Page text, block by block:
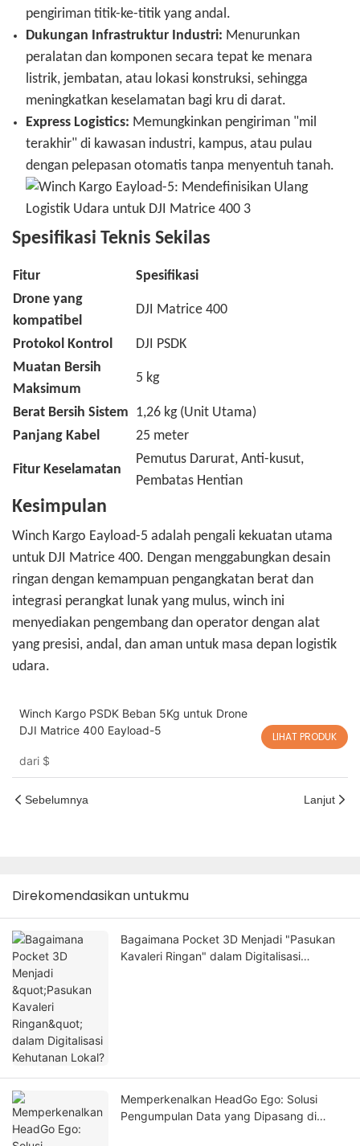
pengiriman titik-ke-titik yang andal.
Dukungan Infrastruktur Industri: Menurunkan
peralatan dan komponen secara tepat ke menara
listrik, jembatan, atau lokasi konstruksi, sehingga
meningkatkan keselamatan bagi kru di darat.
Express Logistics: Memungkinkan pengiriman "mil
terakhir" di kawasan industri, kampus, atau pulau
dengan pelepasan otomatis tanpa menyentuh tanah.
Spesifikasi Teknis Sekilas
Fitur
Spesifikasi
Drone yang
kompatibel
DJI Matrice 400
Protokol Kontrol
DJI PSDK
Muatan Bersih
Maksimum
5 kg
Berat Bersih Sistem 1,26 kg (Unit Utama)
Panjang Kabel
25 meter
Fitur Keselamatan
Pemutus Darurat, Anti-kusut,
Pembatas Hentian
Kesimpulan
Winch Kargo Eayload-5 adalah pengali kekuatan utama
untuk DJI Matrice 400. Dengan menggabungkan desain
ringan dengan kemampuan pengangkatan berat dan
integrasi perangkat lunak yang mulus, winch ini
menyediakan pengembang dan operator dengan alat
yang presisi, andal, dan aman untuk masa depan logistik
udara.
Winch Kargo PSDK Beban 5Kg untuk Drone
DJI Matrice 400 Eayload-5
dari $
LIHAT PRODUK
Sebelumnya Lanjut
Direkomendasikan untukmu
Bagaimana Pocket 3D Menjadi "Pasukan
Kavaleri Ringan" dalam Digitalisasi
Memperkenalkan HeadGo Ego: Solusi
Pengumpulan Data yang Dipasang di